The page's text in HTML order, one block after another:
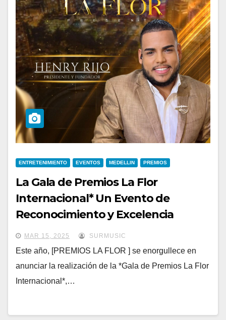
ENTRETENIMIENTO EVENTOS MEDELLIN PREMIOS
La Gala de Premios La Flor
Internacional* Un Evento de
Reconocimiento y Excelencia
Global*
MAR 15, 2025 SURMUSIC
Este año, [PREMIOS LA FLOR ] se enorgullece en
anunciar la realización de la *Gala de Premios La Flor
Internacional*,…